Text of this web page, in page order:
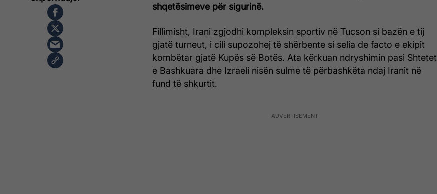
shqetësimeve për sigurinë.
Fillimisht, Irani zgjodhi kompleksin sportiv në Tucson si bazën e tij
gjatë turneut, i cili supozohej të shërbente si selia de facto e ekipit
kombëtar gjatë Kupës së Botës. Ata kërkuan ndryshimin pasi Shtetet
e Bashkuara dhe Izraeli nisën sulme të përbashkëta ndaj Iranit në
fund të shkurtit.